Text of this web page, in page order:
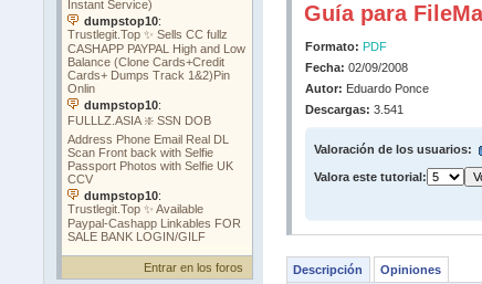
Entrar en los foros
Guía para
Formato: PDF
Fecha: 02/09/2008
Autor: Eduardo Ponce
Descargas: 3.541
Valoración de los usuarios:
Valora este tutorial:
Descripción Opiniones